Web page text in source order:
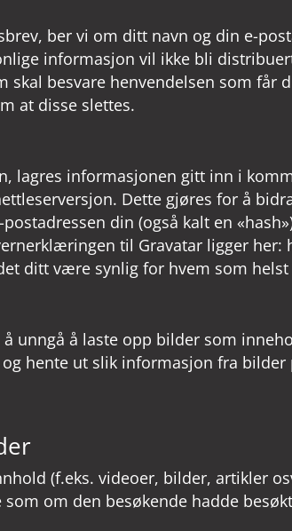
ber vi om ditt navn og din e-
informasjon vil ikke bli
skal besvare henvendelsen som får
at disse slettes.
lagres informasjonen gitt inn i
Dette gjøres for å
din (også kalt en
til Gravatar ligger
ditt være synlig for hvem som
unngå å laste opp bilder som
og hente ut slik informasjon fra bilder
(f.eks. videoer, bilder, artikler
om den besøkende hadde